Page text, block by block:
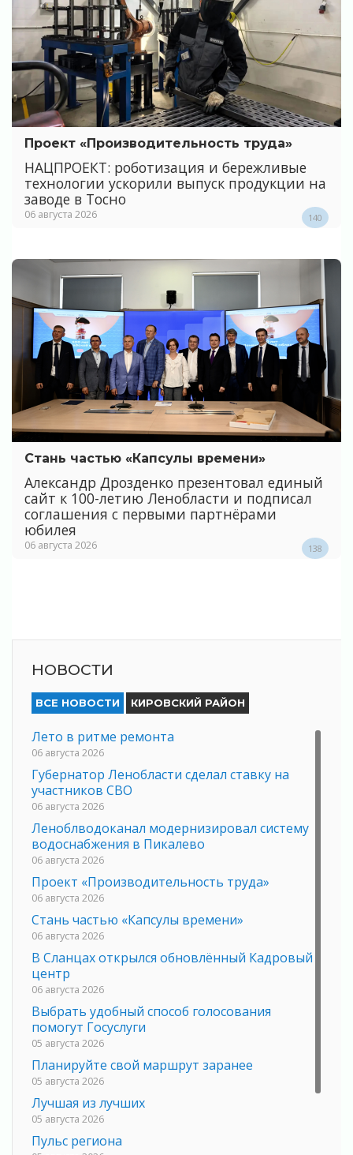
Проект «Производительность труда»
НАЦПРОЕКТ: роботизация и бережливые
технологии ускорили выпуск продукции на
заводе в Тосно
06 августа 2026 140
Стань частью «Капсулы времени»
Александр Дрозденко презентовал единый
сайт к 100-летию Ленобласти и подписал
соглашения с первыми партнёрами
юбилея
06 августа 2026 138
НОВОСТИ
ВСЕ НОВОСТИ КИРОВСКИЙ РАЙОН
Лето в ритме ремонта
06 августа 2026
Губернатор Ленобласти сделал ставку на
участников СВО
06 августа 2026
Леноблводоканал модернизировал систему
водоснабжения в Пикалево
06 августа 2026
Проект «Производительность труда»
06 августа 2026
Стань частью «Капсулы времени»
06 августа 2026
В Сланцах открылся обновлённый Кадровый
центр
06 августа 2026
Выбрать удобный способ голосования
помогут Госуслуги
05 августа 2026
Планируйте свой маршрут заранее
05 августа 2026
Лучшая из лучших
05 августа 2026
Пульс региона